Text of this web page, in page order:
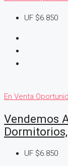
UF $6.850
En Venta
Vendemos
UF $6.850